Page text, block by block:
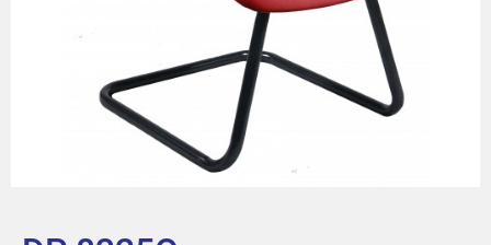
Sản phẩm
Tài khoản